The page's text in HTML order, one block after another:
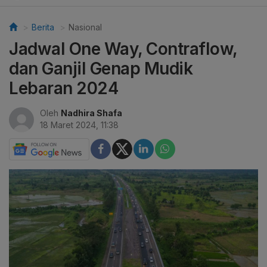
Berita Nasional
Jadwal One Way, Contraflow,
dan Ganjil Genap Mudik
Lebaran 2024
Oleh Nadhira Shafa
18 Maret 2024, 11:38